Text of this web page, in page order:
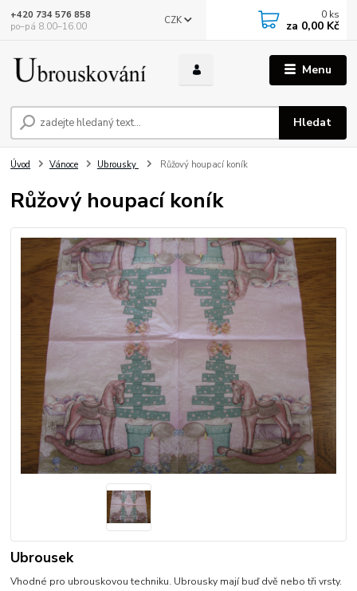
Menu
CZK
Hledat
+420 734 576 858
po–pá 8.00–16.00
0 ks
za 0,00 Kč
Úvod Vánoce Ubrousky Růžový houpací koník
Růžový houpací koník
Ubrousek
Vhodné pro ubrouskovou techniku. Ubrousky mají buď dvě nebo tři vrsty.